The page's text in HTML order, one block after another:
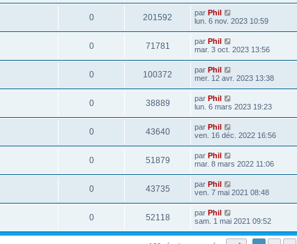
0 201592 par Phil
lun. 6 nov. 2023 10:59
0 71781 par Phil
mar. 3 oct. 2023 13:56
0 100372 par Phil
mer. 12 avr. 2023 13:38
0 38889 par Phil
lun. 6 mars 2023 19:23
0 43640 par Phil
ven. 16 déc. 2022 16:56
0 51879 par Phil
mar. 8 mars 2022 11:06
0 43735 par Phil
ven. 7 mai 2021 08:48
0 52118 par Phil
sam. 1 mai 2021 09:52